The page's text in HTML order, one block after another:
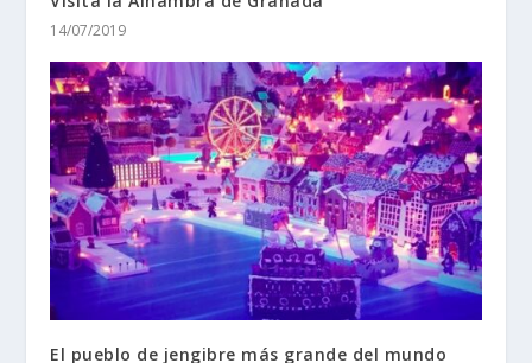
14/07/2019
El pueblo de jengibre más grande del mundo